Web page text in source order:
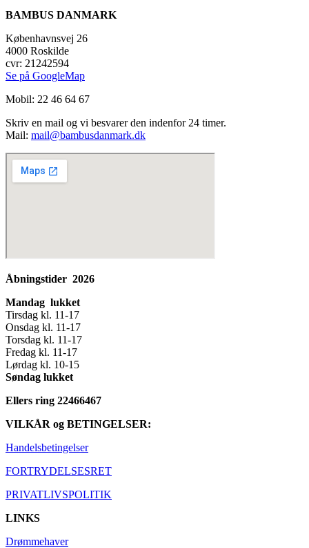
BAMBUS DANMARK
Københavnsvej 26
4000 Roskilde
cvr: 21242594
Se på GoogleMap
Mobil: 22 46 64 67
Skriv en mail og vi besvarer den indenfor 24 timer.
Mail: mail@bambusdanmark.dk
Åbningstider 2026
Mandag lukket
Tirsdag kl. 11-17
Onsdag kl. 11-17
Torsdag kl. 11-17
Fredag kl. 11-17
Lørdag kl. 10-15
Søndag lukket
Ellers ring 22466467
VILKÅR og BETINGELSER:
Handelsbetingelser
FORTRYDELSESRET
PRIVATLIVSPOLITIK
LINKS
Drømmehaver